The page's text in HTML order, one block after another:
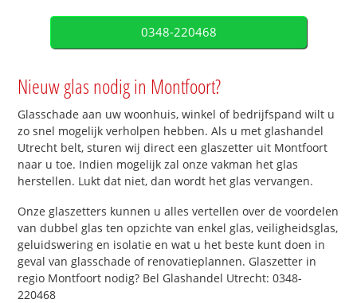
0348-220468
Nieuw glas nodig in Montfoort?
Glasschade aan uw woonhuis, winkel of bedrijfspand wilt u
zo snel mogelijk verholpen hebben. Als u met glashandel
Utrecht belt, sturen wij direct een glaszetter uit Montfoort
naar u toe. Indien mogelijk zal onze vakman het glas
herstellen. Lukt dat niet, dan wordt het glas vervangen.
Onze glaszetters kunnen u alles vertellen over de voordelen
van dubbel glas ten opzichte van enkel glas, veiligheidsglas,
geluidswering en isolatie en wat u het beste kunt doen in
geval van glasschade of renovatieplannen. Glaszetter in
regio Montfoort nodig? Bel Glashandel Utrecht: 0348-
220468